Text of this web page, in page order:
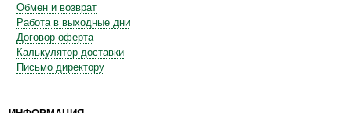
Обмен и возврат
Работа в выходные дни
Договор оферта
Калькулятор доставки
Письмо директору